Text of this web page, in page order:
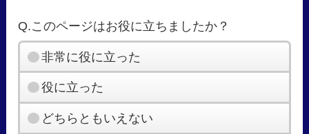
Q.このページはお役に立ちましたか？
非常に役に立った
役に立った
どちらともいえない